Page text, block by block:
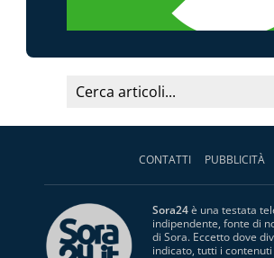
CONTATTI PUBBLICITÀ
Sora24è una testata
indipendente, fonte di
di Sora. Eccetto dove
indicato, tutti i